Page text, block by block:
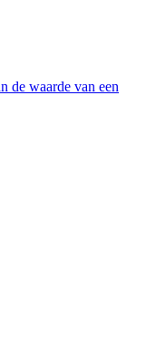
de waarde van een